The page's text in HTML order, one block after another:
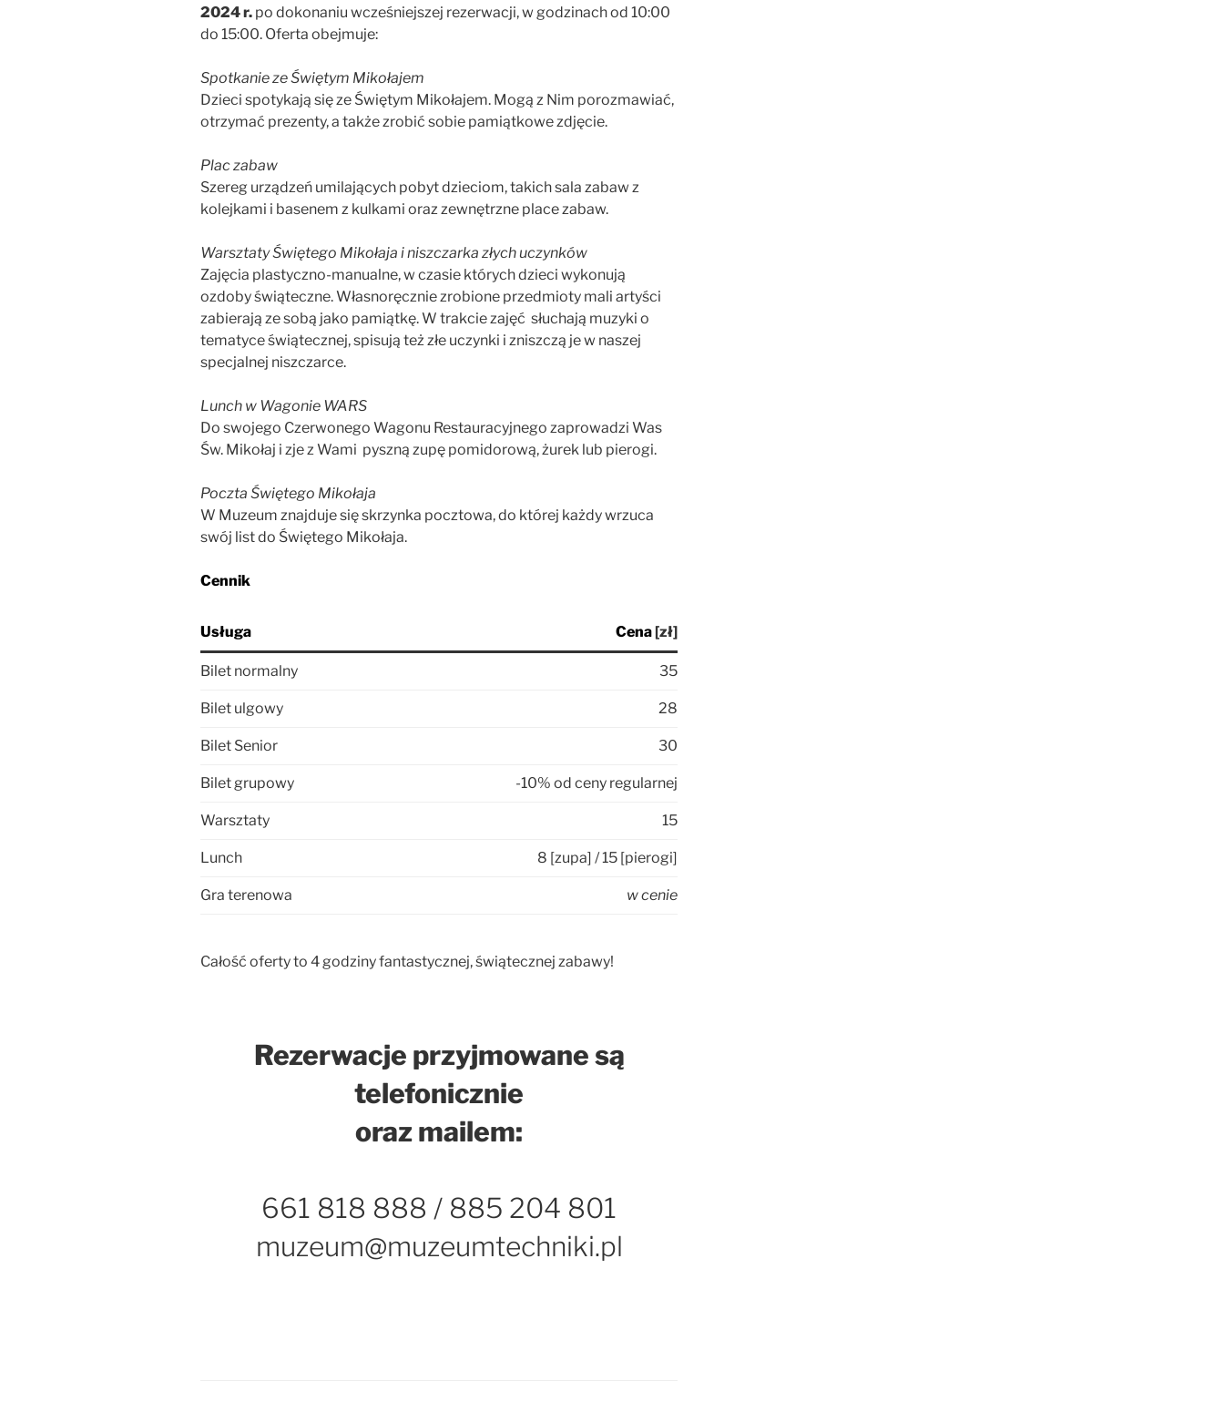
2024 r. po dokonaniu wcześniejszej rezerwacji, w godzinach od 10:00
do 15:00. Oferta obejmuje:
Spotkanie ze Świętym Mikołajem
Dzieci spotykają się ze Świętym Mikołajem. Mogą z Nim porozmawiać,
otrzymać prezenty, a także zrobić sobie pamiątkowe zdjęcie.
Plac zabaw
Szereg urządzeń umilających pobyt dzieciom, takich sala zabaw z
kolejkami i basenem z kulkami oraz zewnętrzne place zabaw.
Warsztaty Świętego Mikołaja i niszczarka złych uczynków
Zajęcia plastyczno-manualne, w czasie których dzieci wykonują
ozdoby świąteczne. Własnoręcznie zrobione przedmioty mali artyści
zabierają ze sobą jako pamiątkę. W trakcie zajęć słuchają muzyki o
tematyce świątecznej, spisują też złe uczynki i zniszczą je w naszej
specjalnej niszczarce.
Lunch w Wagonie WARS
Do swojego Czerwonego Wagonu Restauracyjnego zaprowadzi Was
Św. Mikołaj i zje z Wami pyszną zupę pomidorową, żurek lub pierogi.
Poczta Świętego Mikołaja
W Muzeum znajduje się skrzynka pocztowa, do której każdy wrzuca
swój list do Świętego Mikołaja.
Cennik
Usługa Cena[zł]
Bilet normalny 35
Bilet ulgowy 28
Bilet Senior 30
Bilet grupowy -10% od ceny regularnej
Warsztaty 15
Lunch 8 [zupa] / 15 [pierogi]
Gra terenowa w cenie
Całość oferty to 4 godziny fantastycznej, świątecznej zabawy!
Rezerwacje przyjmowane są
telefonicznie
oraz mailem:
661 818 888 / 885 204 801
muzeum@muzeumtechniki.pl